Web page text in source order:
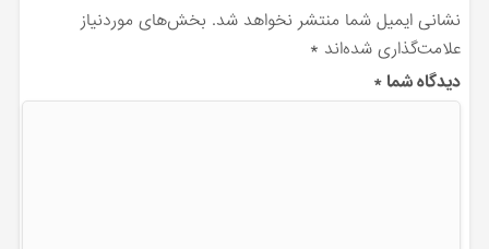
نشانی ایمیل شما منتشر نخواهد شد. بخش‌های موردنیاز
علامت‌گذاری شده‌اند *
دیدگاه شما*